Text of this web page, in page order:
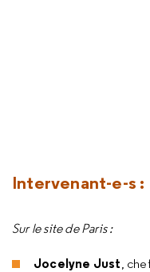
Intervenant-e-s :
Sur le site de Paris :
Jocelyne Just,